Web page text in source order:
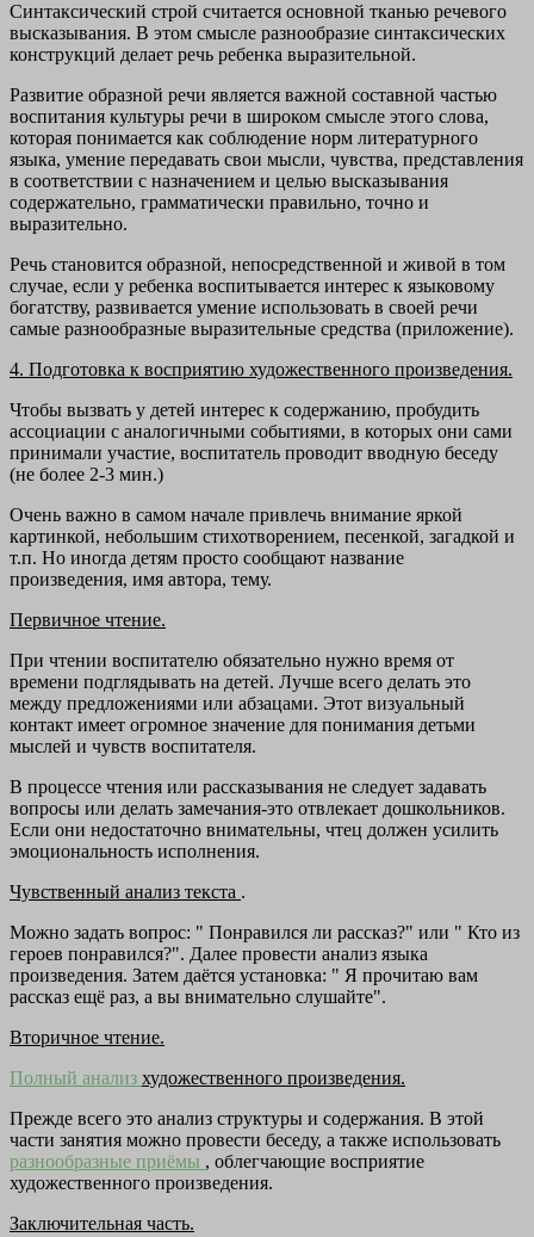
Синтаксический строй считается основной тканью речевого
высказывания. В этом смысле разнообразие синтаксических
конструкций делает речь ребенка выразительной.
Развитие образной речи является важной составной частью
воспитания культуры речи в широком смысле этого слова,
которая понимается как соблюдение норм литературного
языка, умение передавать свои мысли, чувства, представления
в соответствии с назначением и целью высказывания
содержательно, грамматически правильно, точно и
выразительно.
Речь становится образной, непосредственной и живой в том
случае, если у ребенка воспитывается интерес к языковому
богатству, развивается умение использовать в своей речи
самые разнообразные выразительные средства (приложение).
4. Подготовка к восприятию художественного произведения.
Чтобы вызвать у детей интерес к содержанию, пробудить
ассоциации с аналогичными событиями, в которых они сами
принимали участие, воспитатель проводит вводную беседу
(не более 2-3 мин.)
Очень важно в самом начале привлечь внимание яркой
картинкой, небольшим стихотворением, песенкой, загадкой и
т.п. Но иногда детям просто сообщают название
произведения, имя автора, тему.
Первичное чтение.
При чтении воспитателю обязательно нужно время от
времени подглядывать на детей. Лучше всего делать это
между предложениями или абзацами. Этот визуальный
контакт имеет огромное значение для понимания детьми
мыслей и чувств воспитателя.
В процессе чтения или рассказывания не следует задавать
вопросы или делать замечания-это отвлекает дошкольников.
Если они недостаточно внимательны, чтец должен усилить
эмоциональность исполнения.
Чувственный анализ текста .
Можно задать вопрос: " Понравился ли рассказ?" или " Кто из
героев понравился?". Далее провести анализ языка
произведения. Затем даётся установка: " Я прочитаю вам
рассказ ещё раз, а вы внимательно слушайте".
Вторичное чтение.
Полный анализ художественного произведения.
Прежде всего это анализ структуры и содержания. В этой
части занятия можно провести беседу, а также использовать
разнообразные приёмы , облегчающие восприятие
художественного произведения.
Заключительная часть.